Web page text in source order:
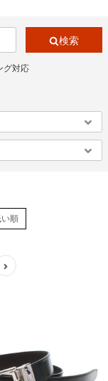
検索
グ対応
順